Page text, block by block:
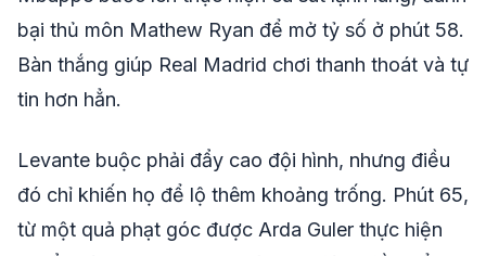
bại thủ môn Mathew Ryan để mở tỷ số ở phút 58.
Bàn thắng giúp Real Madrid chơi thanh thoát và tự
tin hơn hẳn.
Levante buộc phải đẩy cao đội hình, nhưng điều
đó chỉ khiến họ để lộ thêm khoảng trống. Phút 65,
từ một quả phạt góc được Arda Guler thực hiện